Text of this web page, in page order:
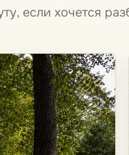
если хочется